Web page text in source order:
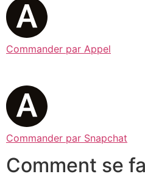
Commander par Appel
Commander par Snapchat
Comment se